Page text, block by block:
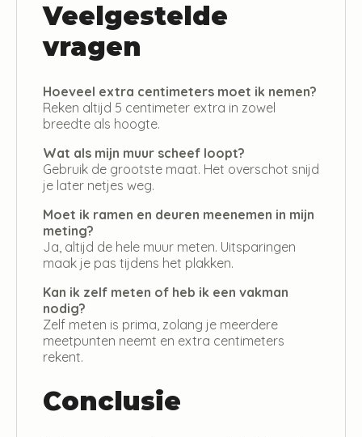
Veelgestelde
vragen
Hoeveel extra centimeters moet ik nemen?
Reken altijd 5 centimeter extra in zowel
breedte als hoogte.
Wat als mijn muur scheef loopt?
Gebruik de grootste maat. Het overschot snijd
je later netjes weg.
Moet ik ramen en deuren meenemen in mijn
meting?
Ja, altijd de hele muur meten. Uitsparingen
maak je pas tijdens het plakken.
Kan ik zelf meten of heb ik een vakman
nodig?
Zelf meten is prima, zolang je meerdere
meetpunten neemt en extra centimeters
rekent.
Conclusie